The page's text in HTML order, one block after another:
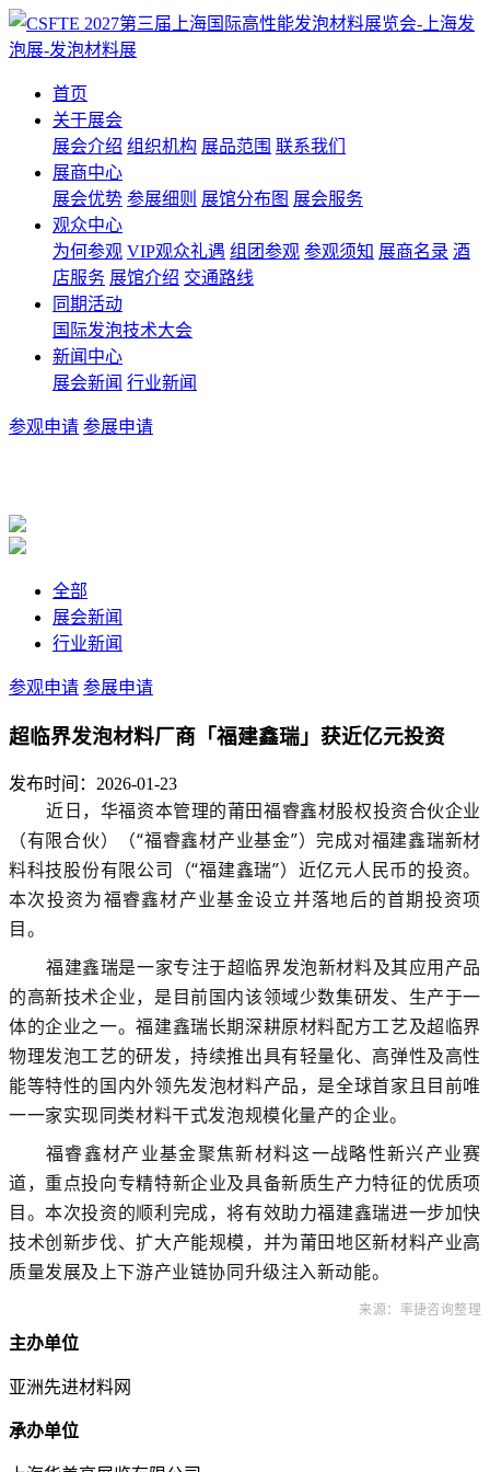
首页
关于展会
展会介绍 组织机构 展品范围 联系我们
展商中心
展会优势 参展细则 展馆分布图 展会服务
观众中心
为何参观 VIP观众礼遇 组团参观 参观须知 展商名录 酒
店服务 展馆介绍 交通路线
同期活动
国际发泡技术大会
新闻中心
展会新闻 行业新闻
参观申请 参展申请
全部
展会新闻
行业新闻
参观申请 参展申请
超临界发泡材料厂商「福建鑫瑞」获近亿元投资
发布时间：2026-01-23
近日，华福资本管理的莆田福睿鑫材股权投资合伙企业
（有限合伙）（“福睿鑫材产业基金”）完成对福建鑫瑞新材
料科技股份有限公司（“福建鑫瑞”）近亿元人民币的投资。
本次投资为福睿鑫材产业基金设立并落地后的首期投资项
目。
福建鑫瑞是一家专注于超临界发泡新材料及其应用产品
的高新技术企业，是目前国内该领域少数集研发、生产于一
体的企业之一。福建鑫瑞长期深耕原材料配方工艺及超临界
物理发泡工艺的研发，持续推出具有轻量化、高弹性及高性
能等特性的国内外领先发泡材料产品，是全球首家且目前唯
一一家实现同类材料干式发泡规模化量产的企业。
福睿鑫材产业基金聚焦新材料这一战略性新兴产业赛
道，重点投向专精特新企业及具备新质生产力特征的优质项
目。本次投资的顺利完成，将有效助力福建鑫瑞进一步加快
技术创新步伐、扩大产能规模，并为莆田地区新材料产业高
质量发展及上下游产业链协同升级注入新动能。
来源：率捷咨询整理
主办单位
亚洲先进材料网
承办单位